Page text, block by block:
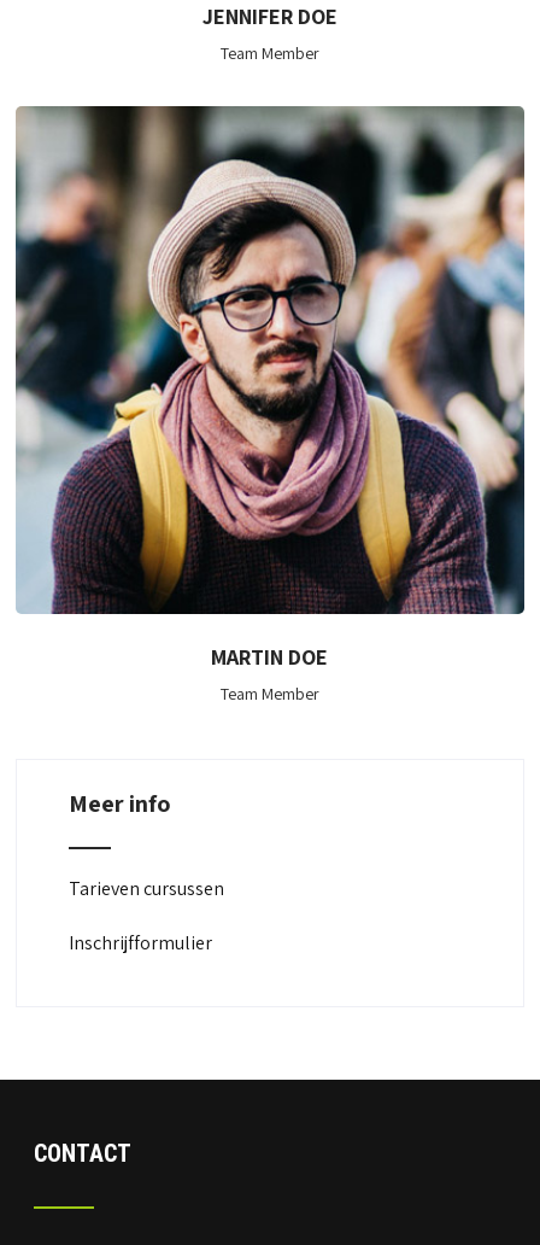
JENNIFER DOE
Team Member
MARTIN DOE
Team Member
Meer info
Tarieven cursussen
Inschrijfformulier
CONTACT